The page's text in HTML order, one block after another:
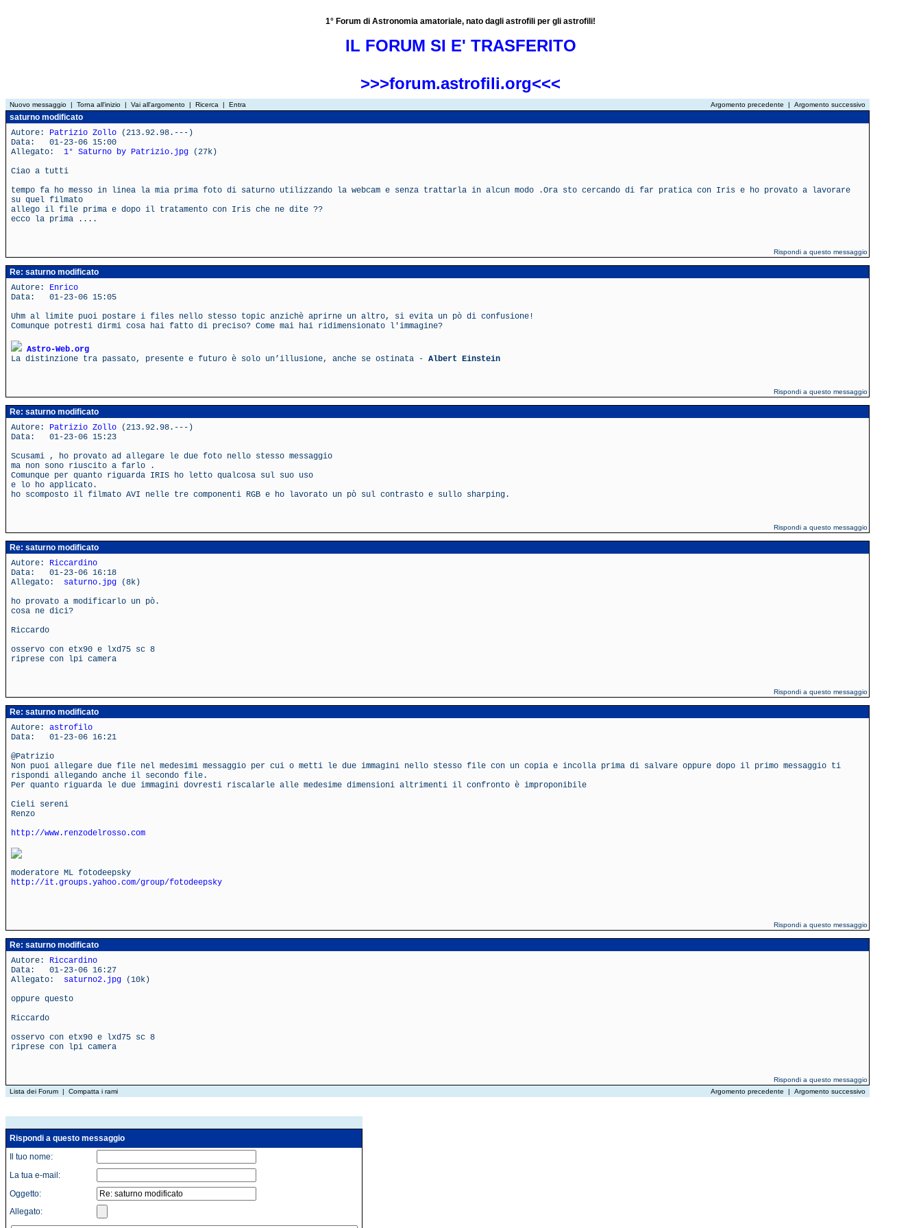
1° Forum di Astronomia amatoriale, nato dagli astrofili per gli astrofili!
IL FORUM SI E' TRASFERITO
>>>forum.astrofili.org<<<
Nuovo messaggio | Torna all'inizio | Vai all'argomento | Ricerca | Entra Argomento precedente | Argomento successivo
saturno modificato
Autore: Patrizio Zollo (213.92.98.---)
Data: 01-23-06 15:00
Allegato: 1° Saturno by Patrizio.jpg (27k)
Ciao a tutti
tempo fa ho messo in linea la mia prima foto di saturno utilizzando la webcam e senza trattarla in alcun modo .Ora sto cercando di far pratica con Iris e ho provato a lavorare
su quel filmato
allego il file prima e dopo il tratamento con Iris che ne dite ??
ecco la prima ....
Rispondi a questo messaggio
Re: saturno modificato
Autore: Enrico
Data: 01-23-06 15:05
Uhm al limite puoi postare i files nello stesso topic anzichè aprirne un altro, si evita un pò di confusione!
Comunque potresti dirmi cosa hai fatto di preciso? Come mai hai ridimensionato l'immagine?
Astro-Web.org
La distinzione tra passato, presente e futuro è solo un’illusione, anche se ostinata - Albert Einstein
Rispondi a questo messaggio
Re: saturno modificato
Autore: Patrizio Zollo (213.92.98.---)
Data: 01-23-06 15:23
Scusami , ho provato ad allegare le due foto nello stesso messaggio
ma non sono riuscito a farlo .
Comunque per quanto riguarda IRIS ho letto qualcosa sul suo uso
e lo ho applicato.
ho scomposto il filmato AVI nelle tre componenti RGB e ho lavorato un pò sul contrasto e sullo sharping.
Rispondi a questo messaggio
Re: saturno modificato
Autore: Riccardino
Data: 01-23-06 16:18
Allegato: saturno.jpg (8k)
ho provato a modificarlo un pò.
cosa ne dici?
Riccardo
osservo con etx90 e lxd75 sc 8
riprese con lpi camera
Rispondi a questo messaggio
Re: saturno modificato
Autore: astrofilo
Data: 01-23-06 16:21
@Patrizio
Non puoi allegare due file nel medesimi messaggio per cui o metti le due immagini nello stesso file con un copia e incolla prima di salvare oppure dopo il primo messaggio ti
rispondi allegando anche il secondo file.
Per quanto riguarda le due immagini dovresti riscalarle alle medesime dimensioni altrimenti il confronto è improponibile
Cieli sereni
Renzo
http://www.renzodelrosso.com
moderatore ML fotodeepsky
http://it.groups.yahoo.com/group/fotodeepsky
Rispondi a questo messaggio
Re: saturno modificato
Autore: Riccardino
Data: 01-23-06 16:27
Allegato: saturno2.jpg (10k)
oppure questo
Riccardo
osservo con etx90 e lxd75 sc 8
riprese con lpi camera
Rispondi a questo messaggio
Lista dei Forum | Compatta i rami Argomento precedente | Argomento successivo
Rispondi a questo messaggio
Il tuo nome:
La tua e-mail:
Oggetto:
Allegato: